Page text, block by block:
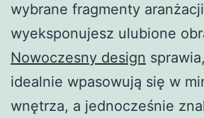
wybrane fragmenty
wyeksponujesz ulubione
Nowoczesny design
idealnie wpasowują się w
wnętrza, a jednocześnie